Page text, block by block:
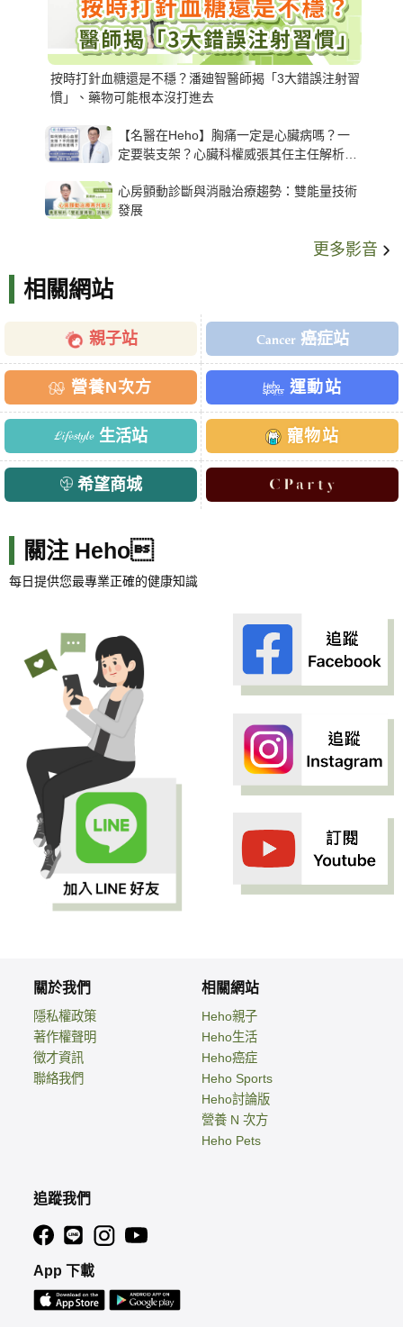
按時打針血糖還是不穩？潘廸智醫師揭「3大錯誤注射習
慣」、藥物可能根本沒打進去
【名醫在Heho】胸痛一定是心臟病嗎？一
定要裝支架？心臟科權威張其任主任解析支
心房顫動診斷與消融治療趨勢：雙能量技術
發展
更多影音
相關網站
親子站 癌症站
營養N次方 運動站
生活站 寵物站
希望商城
關注 Heho
每日提供您最專業正確的健康知識
關於我們
隱私權政策
著作權聲明
徵才資訊
聯絡我們
相關網站
Heho親子
Heho生活
Heho癌症
Heho Sports
Heho討論版
營養 N 次方
Heho Pets
追蹤我們
App 下載